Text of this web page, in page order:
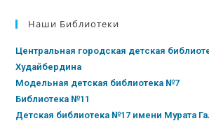
Наши Библиотеки
Центральная городская детская
Худайбердина
Модельная детская библиотека №7
Библиотека №11
Детская библиотека №17 имени Мурата